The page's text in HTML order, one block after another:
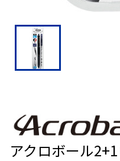
アクロボール